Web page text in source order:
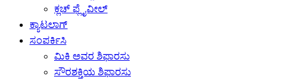
ಕ್ಲಚ್ ಫ್ಲೈವೀಲ್
ಕ್ಯಾಟಲಾಗ್
ಸಂಪರ್ಕಿಸಿ
ಮಿಕಿ ಅವರ ಶಿಫಾರಸು
ಸೌರಶಕ್ತಿಯ ಶಿಫಾರಸು